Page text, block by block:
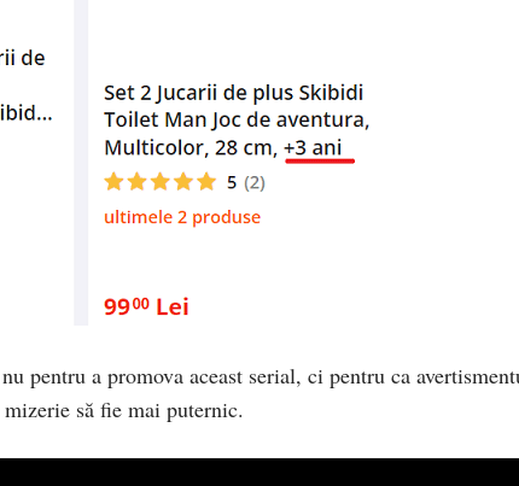
pentru a promova aceast serial, ci pentru ca
să fie mai puternic.